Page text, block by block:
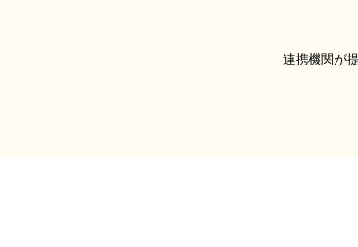
連携機関が